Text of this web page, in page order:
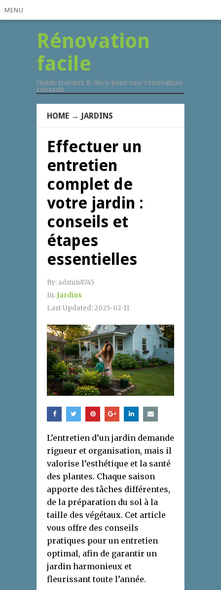
MENU
Rénovation
facile
Guide travaux & déco pour une rénovation
réusssie
HOME → JARDINS
Effectuer un
entretien
complet de
votre jardin :
conseils et
étapes
essentielles
By: admin8745
In: Jardins
Last Updated:2025-02-11
L’entretien d’un jardin demande
rigueur et organisation, mais il
valorise l’esthétique et la santé
des plantes. Chaque saison
apporte des tâches différentes,
de la préparation du sol à la
taille des végétaux. Cet article
vous offre des conseils
pratiques pour un entretien
optimal, afin de garantir un
jardin harmonieux et
fleurissant toute l’année.